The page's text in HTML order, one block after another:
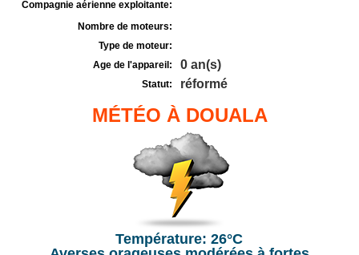
Compagnie aérienne exploitante:
Nombre de moteurs:
Type de moteur:
Age de l'appareil:
0 an(s)
Statut: réformé
MÉTÉO À DOUALA
Température: 26°C